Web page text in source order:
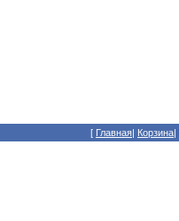
[ Главная| Корзина|